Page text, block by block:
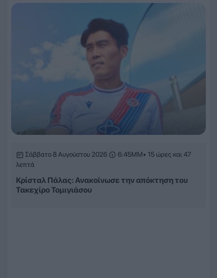
Σάββατο 8 Αυγούστου 2026 6:45ΜΜ• 15 ώρες και 47
λεπτά
Κρίσταλ Πάλας: Ανακοίνωσε την απόκτηση του
Τακεχίρο Τομιγιάσου